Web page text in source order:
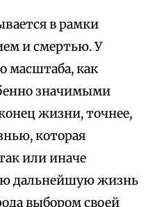
в рамки
и смертью. У
масштаба, как
значимыми
жизни, точнее,
которая
или иначе
дальнейшую жизнь
выбором своей